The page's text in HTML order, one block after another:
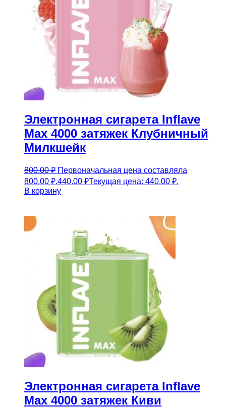
Электронная сигарета Inflave
Max 4000 затяжек Клубничный
Милкшейк
800.00₽ Первоначальная цена составляла
800.00 ₽.440.00 ₽Текущая цена: 440.00 ₽.
В корзину
Электронная сигарета Inflave
Max 4000 затяжек Киви